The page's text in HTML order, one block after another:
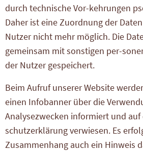
durch technische Vor-kehrungen
Daher ist eine Zuordnung der
Nutzer nicht mehr möglich. Die
gemeinsam mit sonstigen per-
der Nutzer gespeichert.
Beim Aufruf unserer Website
einen Infobanner über die
Analysezwecken informiert und auf
schutzerklärung verwiesen. Es
Zusammenhang auch ein Hinweis